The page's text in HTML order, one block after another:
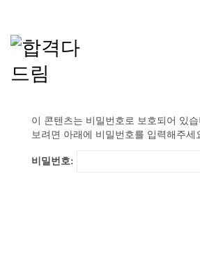
이 콘텐츠는 비밀번호로 보호되어 있
보려면 아래에 비밀번호를 입력해주세
비밀번호: